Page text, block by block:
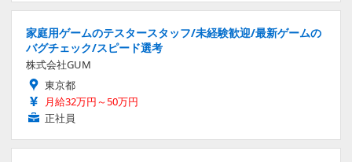
家庭用ゲームのテスタースタッフ/未経験歓迎/最新ゲームの
バグチェック/スピード選考
株式会社GUM
東京都
月給32万円～50万円
正社員